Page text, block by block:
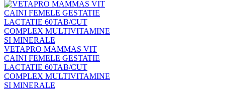
VETAPRO MAMMAS VIT
CAINI FEMELE GESTATIE
LACTATIE 60TAB/CUT
COMPLEX MULTIVITAMINE
SI MINERALE